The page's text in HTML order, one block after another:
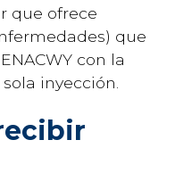
que ofrece
que
con la
inyección.